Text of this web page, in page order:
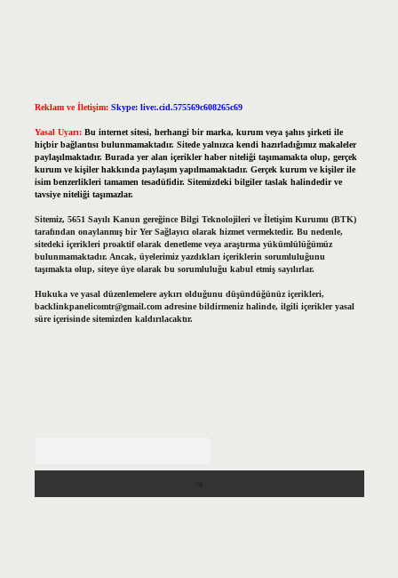
Reklam ve İletişim: Skype: live:.cid.575569c608265c69
Yasal Uyarı: Bu internet sitesi, herhangi bir marka, kurum veya şahıs şirketi ile
hiçbir bağlantısı bulunmamaktadır. Sitede yalnızca kendi hazırladığımız makaleler
paylaşılmaktadır. Burada yer alan içerikler haber niteliği taşımamakta olup, gerçek
kurum ve kişiler hakkında paylaşım yapılmamaktadır. Gerçek kurum ve kişiler ile
isim benzerlikleri tamamen tesadüfidir. Sitemizdeki bilgiler taslak halindedir ve
tavsiye niteliği taşımazlar.
Sitemiz, 5651 Sayılı Kanun gereğince Bilgi Teknolojileri ve İletişim Kurumu (BTK)
tarafından onaylanmış bir Yer Sağlayıcı olarak hizmet vermektedir. Bu nedenle,
sitedeki içerikleri proaktif olarak denetleme veya araştırma yükümlülüğümüz
bulunmamaktadır. Ancak, üyelerimiz yazdıkları içeriklerin sorumluluğunu
taşımakta olup, siteye üye olarak bu sorumluluğu kabul etmiş sayılırlar.
Hukuka ve yasal düzenlemelere aykırı olduğunu düşündüğünüz içerikleri,
backlinkpanelicomtr@gmail.comadresine bildirmeniz halinde, ilgili içerikler yasal
süre içerisinde sitemizden kaldırılacaktır.